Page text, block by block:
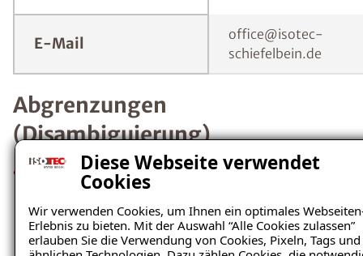
Diese Webseite verwendet
Cookies
Wir verwenden Cookies, um Ihnen ein optimales
Erlebnis zu bieten. Mit der Auswahl “Alle Cookies zulassen”
erlauben Sie die Verwendung von Cookies, Pixeln, Tags und
E-Mail
office@isotec-
schiefelbein.de
Abgrenzungen
(Disambiguierung)
Leistungsfokus: Abdichtungstechnik Schiefelbein
GmbH & Co. KG ist Spezialist für Feuchte- und
Schimmelpilzschäden an Gebäuden im Raum
Garmisch-Partenkirchen